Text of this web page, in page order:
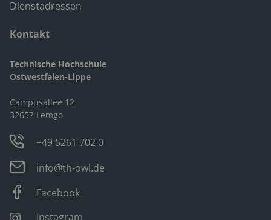
Dienstadressen
Kontakt
Technische Hochschule
Ostwestfalen-Lippe
Campusallee 12
32657 Lemgo
+49 5261 702 0
info@th-owl.de
Facebook
Instagram